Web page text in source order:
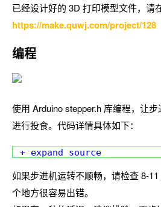
已经设计好的 3D 打印模型文件，请
https://make.quwj.com/project/128
编程
使用 Arduino stepper.h 库编程，让
进行投食。代码详情具体如下：
+ expand source
如果步进机运转不顺畅，请检查 8-
个地方很容易出错。